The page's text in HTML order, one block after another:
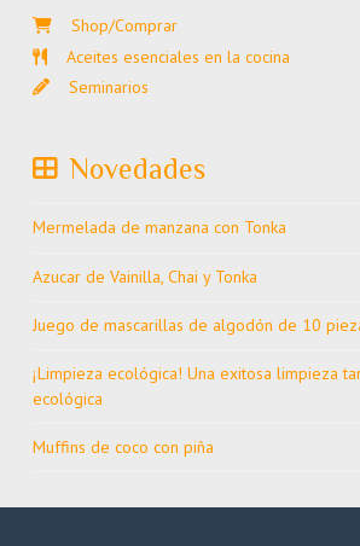
Shop/Comprar
Aceites esenciales en la cocina
Seminarios
Novedades
Mermelada de manzana con Tonka
Azucar de Vainilla, Chai y Tonka
Juego de mascarillas de algodón de 10
¡Limpieza ecológica! Una exitosa limpieza
ecológica
Muffins de coco con piña